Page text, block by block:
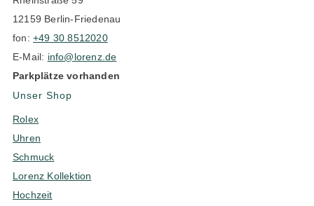
12159 Berlin-Friedenau
fon: +49 30 8512020
E-Mail: info@lorenz.de
Parkplätze vorhanden
Unser Shop
Rolex
Uhren
Schmuck
Lorenz Kollektion
Hochzeit